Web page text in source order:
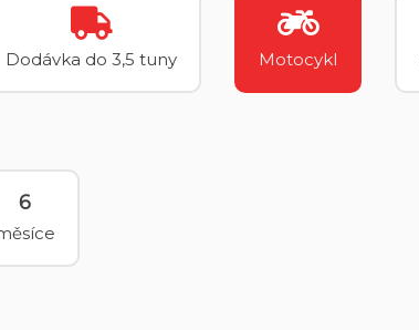
Dodávka do 3,5 tuny Motocykl
6